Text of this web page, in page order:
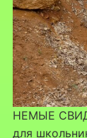
НЕМЫЕ
для